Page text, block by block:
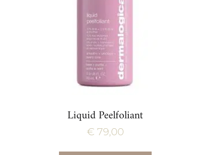
Liquid Peelfoliant
€ 79,00